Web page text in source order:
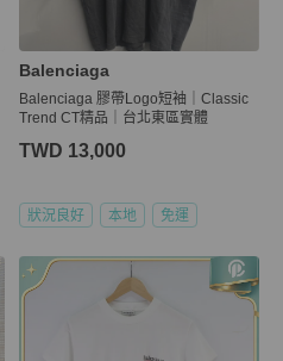
Balenciaga
Balenciaga 膠帶Logo短袖｜Classic
Trend CT精品｜台北東區實體
TWD 13,000
狀況良好 本地 免運